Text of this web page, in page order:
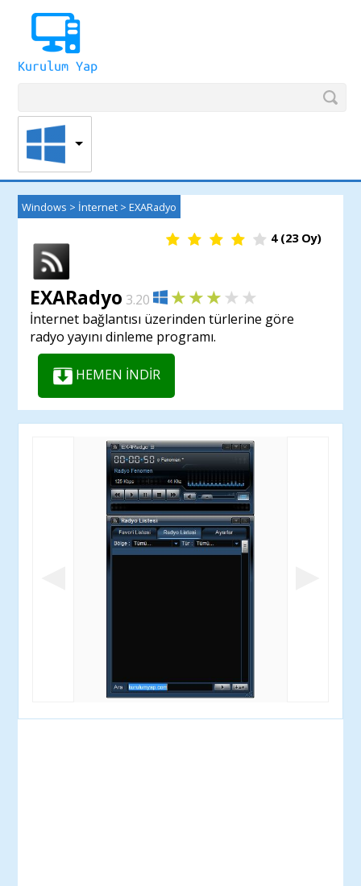
Windows > İnternet >EXARadyo
4(23Oy)
EXARadyo 3.20
İnternet bağlantısı üzerinden türlerine göre
radyo yayını dinleme programı.
HEMEN İNDİR